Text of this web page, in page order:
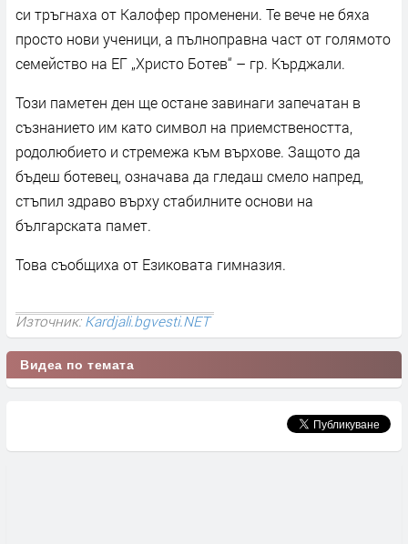
си тръгнаха от Калофер променени. Те вече не бяха
просто нови ученици, а пълноправна част от голямото
семейство на ЕГ „Христо Ботев“ – гр. Кърджали.
Този паметен ден ще остане завинаги запечатан в
съзнанието им като символ на приемствеността,
родолюбието и стремежа към върхове. Защото да
бъдеш ботевец, означава да гледаш смело напред,
стъпил здраво върху стабилните основи на
българската памет.
Това съобщиха от Езиковата гимназия.
Източник:Kardjali.bgvesti.NET
Видеа по темата